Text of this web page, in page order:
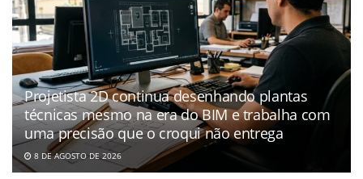
Projetista 2D continua desenhando plantas
técnicas mesmo na era do BIM e trabalha com
uma precisão que o croqui não entrega
8 DE AGOSTO DE 2026